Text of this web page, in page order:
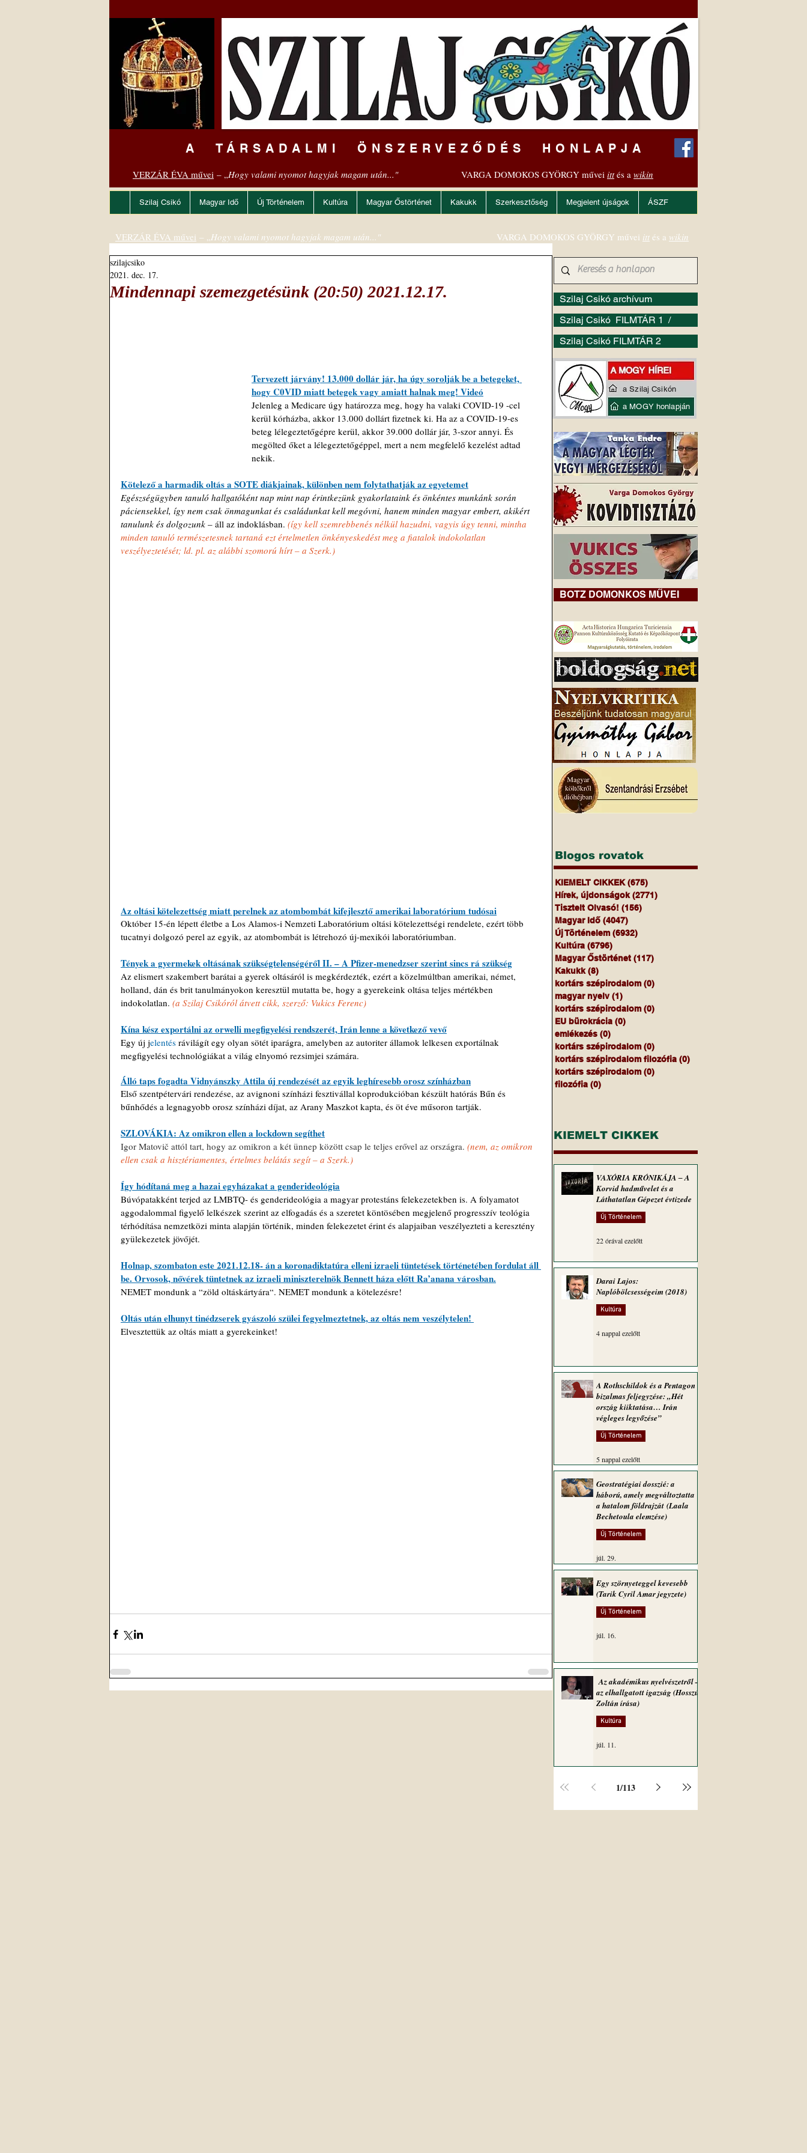
A TÁRSADALMI ÖNSZERVEZŐDÉS HONLAPJA
VERZÁR ÉVA művei – „Hogy valami nyomot hagyjak magam után..." VARGA DOMOKOS GYÖRGY művei ittés a wikin
Szilaj Csikó Magyar Idő Új Történelem Kultúra Magyar Őstörténet Kakukk Szerkesztőség Megjelent újságok ÁSZF
Mindennapi szemezgetésünk (20:50) 2021.12.17.
szilajcsiko
2021. dec. 17.
Tervezett járvány! 13.000 dollár jár, ha úgy sorolják be a betegeket,
hogy C0VID miatt betegek vagy amiatt halnak meg! Videó
Jelenleg a Medicare úgy határozza meg, hogy ha valaki COVID-19 -cel
kerül kórházba, akkor 13.000 dollárt fizetnek ki. Ha az a COVID-19-es
beteg lélegeztetőgépre kerül, akkor 39.000 dollár jár, 3-szor annyi. És
megölted őket a lélegeztetőgéppel, mert a nem megfelelő kezelést adtad
nekik.
Kötelező a harmadik oltás a SOTE diákjainak, különben nem folytathatják az egyetemet
Egészségügyben tanuló hallgatóként nap mint nap érintkezünk gyakorlataink és önkéntes munkánk során
páciensekkel, így nem csak önmagunkat és családunkat kell megóvni, hanem minden magyar embert, akikért
tanulunk és dolgozunk – áll az indoklásban. (így kell szemrebbenés nélkül hazudni, vagyis úgy tenni, mintha
minden tanuló természetesnek tartaná ezt értelmetlen önkényeskedést meg a fiatalok indokolatlan
veszélyeztetését; ld. pl. az alábbi szomorú hírt – a Szerk.)
Az oltási kötelezettség miatt perelnek az atombombát kifejlesztő amerikai laboratórium tudósai
Október 15-én lépett életbe a Los Alamos-i Nemzeti Laboratórium oltási kötelezettségi rendelete, ezért több
tucatnyi dolgozó perel az egyik, az atombombát is létrehozó új-mexikói laboratóriumban.
Tények a gyermekek oltásának szükségtelenségéről II. – A Pfizer-menedzser szerint sincs rá szükség
Az elismert szakembert barátai a gyerek oltásáról is megkérdezték, ezért a közelmúltban amerikai, német,
holland, dán és brit tanulmányokon keresztül mutatta be, hogy a gyerekeink oltása teljes mértékben
indokolatlan. (a Szilaj Csikóról átvett cikk, szerző: Vukics Ferenc)
Kína kész exportálni az orwelli megfigyelési rendszerét, Irán lenne a következő vevő
Egy új jelentés rávilágít egy olyan sötét iparágra, amelyben az autoriter államok lelkesen exportálnak
megfigyelési technológiákat a világ elnyomó rezsimjei számára.
Álló taps fogadta Vidnyánszky Attila új rendezését az egyik leghíresebb orosz színházban
Első szentpétervári rendezése, az avignoni színházi fesztivállal koprodukcióban készült hatórás Bűn és
bűnhődés a legnagyobb orosz színházi díjat, az Arany Maszkot kapta, és öt éve műsoron tartják.
SZLOVÁKIA: Az omikron ellen a lockdown segíthet
Igor Matovič attól tart, hogy az omikron a két ünnep között csap le teljes erővel az országra. (nem, az omikron
ellen csak a hisztériamentes, értelmes belátás segít – a Szerk.)
Így hódítaná meg a hazai egyházakat a genderideológia
Búvópatakként terjed az LMBTQ- és genderideológia a magyar protestáns felekezetekben is. A folyamatot
aggodalommal figyelő lelkészek szerint az elfogadás és a szeretet köntösében megjelenő progresszív teológia
térhódítása nemzetközi minta alapján történik, minden felekezetet érint és alapjaiban veszélyezteti a keresztény
gyülekezetek jövőjét.
Holnap, szombaton este 2021.12.18- án a koronadiktatúra elleni izraeli tüntetések történetében fordulat áll
be. Orvosok, nővérek tüntetnek az izraeli miniszterelnök Bennett háza előtt Ra’anana városban.
NEMET mondunk a “zöld oltáskártyára“. NEMET mondunk a kötelezésre!
Oltás után elhunyt tinédzserek gyászoló szülei fegyelmeztetnek, az oltás nem veszélytelen!
Elvesztettük az oltás miatt a gyerekeinket!
Szilaj Csikó archívum
Szilaj Csikó FILMTÁR 1 /
Szilaj Csikó FILMTÁR 2
VERZÁR ÉVA művei – „Hogy valami nyomot hagyjak magam után..." VARGA DOMOKOS GYÖRGY művei itt és a wikin
BOTZ DOMONKOS MŰVEI
Blogos rovatok
KIEMELT CIKKEK (675)
Hírek, újdonságok (2771)
Tisztelt Olvasó! (156)
Magyar Idő (4047)
Új Történelem (6932)
Kultúra (6796)
Magyar Őstörténet (117)
Kakukk (8)
kortárs szépirodalom (0)
magyar nyelv (1)
kortárs szépirodalom (0)
EU bürokrácia (0)
emlékezés (0)
kortárs szépirodalom (0)
kortárs szépirodalom filozófia (0)
kortárs szépirodalom (0)
filozófia (0)
KIEMELT CIKKEK
VAXÓRIA KRÓNIKÁJA ‒ A
Korvid hadművelet és a
Láthatatlan Gépezet évtizede
Új Történelem
22 órával ezelőtt
Darai Lajos:
Naplóbölcsességeim (2018)
Kultúra
4 nappal ezelőtt
A Rothschildok és a Pentagon
bizalmas feljegyzése: „Hét
ország kiiktatása… Irán
végleges legyőzése”
Új Történelem
5 nappal ezelőtt
Geostratégiai dosszié: a
háború, amely megváltoztatta
a hatalom földrajzát (Laala
Bechetoula elemzése)
Új Történelem
júl. 29.
Egy szörnyeteggel kevesebb
(Tarik Cyril Amar jegyzete)
Új Történelem
júl. 16.
Az akadémikus nyelvészetről –
az elhallgatott igazság (Hosszú
Zoltán írása)
Kultúra
júl. 11.
1/113
a Szilaj Csikón
a MOGY honlapján